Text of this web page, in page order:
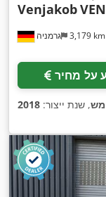
גרמניה 3,179 km
Venjakob
על מחיר
, שנת ייצור: 2018